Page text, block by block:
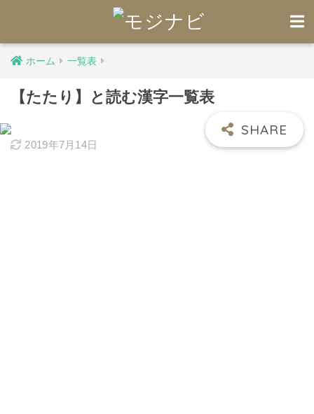
ホーム 一覧表
【たたり】と読む漢字一覧表
2019年7月14日